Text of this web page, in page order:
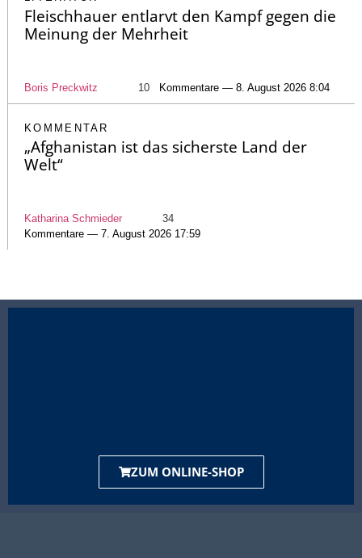
Fleischhauer entlarvt den Kampf gegen die
Meinung der Mehrheit
Boris Preckwitz 10 Kommentare — 8. August 2026 8:04
KOMMENTAR
„Afghanistan ist das sicherste Land der
Welt“
Katharina Schmieder
34
Kommentare — 7. August 2026 17:59
ZUM ONLINE-SHOP